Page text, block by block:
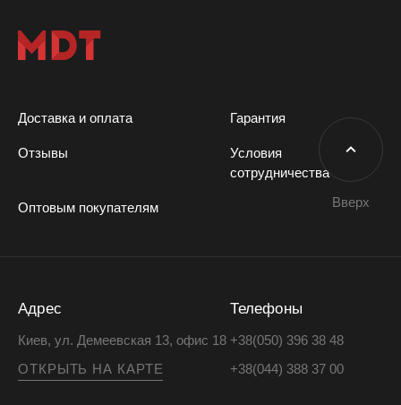
Доставка и оплата Гарантия
Отзывы
Условия
сотрудничества
Оптовым покупателям
Адрес
Киев, ул. Демеевская 13, офис 18
ОТКРЫТЬ НА КАРТЕ
Телефоны
+38(050) 396 38 48
+38(044) 388 37 00
Вверх